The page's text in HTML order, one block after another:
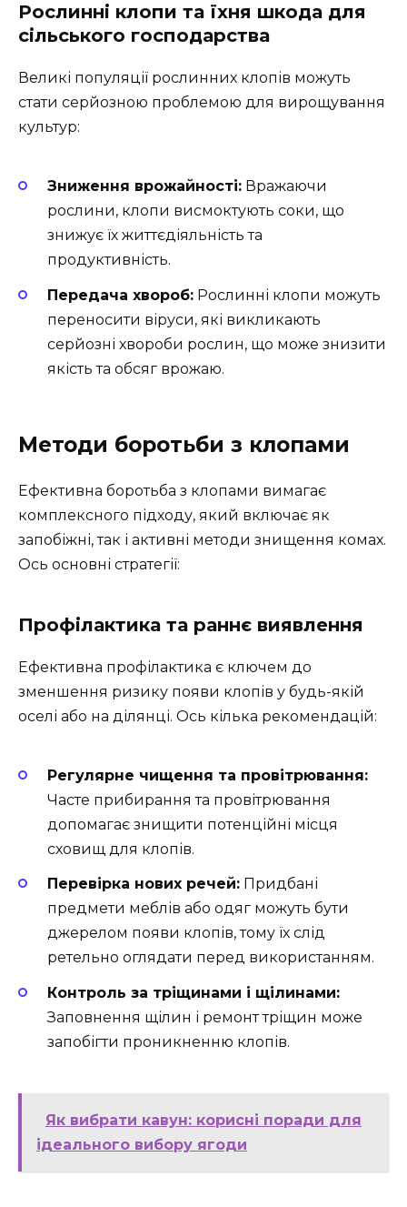
Рослинні клопи та їхня шкода для
сільського господарства
Великі популяції рослинних клопів можуть
стати серйозною проблемою для вирощування
культур:
Зниження врожайності: Вражаючи
рослини, клопи висмоктують соки, що
знижує їх життєдіяльність та
продуктивність.
Передача хвороб: Рослинні клопи можуть
переносити віруси, які викликають
серйозні хвороби рослин, що може знизити
якість та обсяг врожаю.
Методи боротьби з клопами
Ефективна боротьба з клопами вимагає
комплексного підходу, який включає як
запобіжні, так і активні методи знищення комах.
Ось основні стратегії:
Профілактика та раннє виявлення
Ефективна профілактика є ключем до
зменшення ризику появи клопів у будь-якій
оселі або на ділянці. Ось кілька рекомендацій:
Регулярне чищення та провітрювання:
Часте прибирання та провітрювання
допомагає знищити потенційні місця
сховищ для клопів.
Перевірка нових речей: Придбані
предмети меблів або одяг можуть бути
джерелом появи клопів, тому їх слід
ретельно оглядати перед використанням.
Контроль за тріщинами і щілинами:
Заповнення щілин і ремонт тріщин може
запобігти проникненню клопів.
Як вибрати кавун: корисні поради для
ідеального вибору ягоди